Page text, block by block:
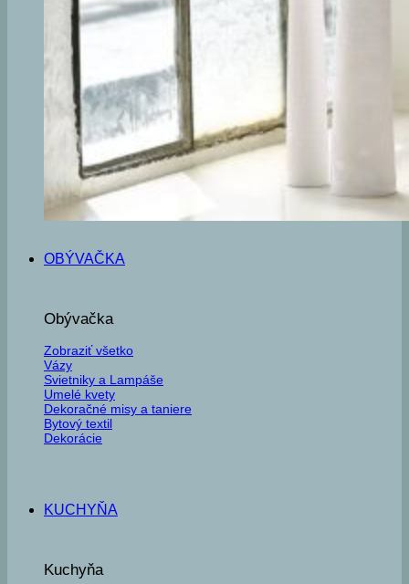
OBÝVAČKA
Obývačka
Zobraziť všetko
Vázy
Svietniky a Lampáše
Umelé kvety
Dekoračné misy a taniere
Bytový textil
Dekorácie
KUCHYŇA
Kuchyňa